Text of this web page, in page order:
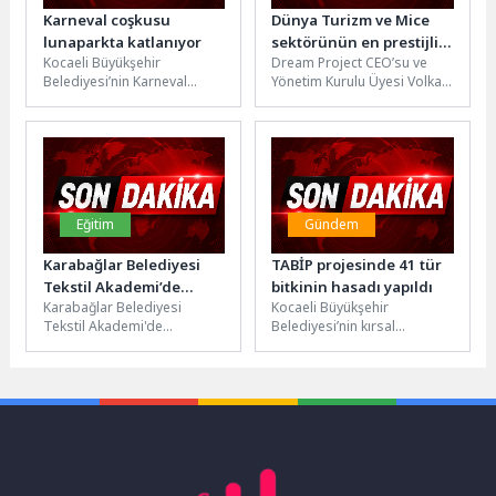
Karneval coşkusu
lunaparkta katlanıyor
Kocaeli Büyükşehir
Belediyesi’nin Karneval
için lunaparkı ücretsiz
yapması büyük sevinçle
karşılandı. İzmit...
Dünya Turizm ve Mice
sektörünün en prestijli
etkinliklerini
düzenleyen Dream
Project Ceo’su ve
Volkan Ataman’dan
Çeşme için Marka
Destinasyon Mesajı
Dream Project CEO’su ve
Yönetim Kurulu Üyesi Volkan
düzenlenen 1. Turizm
Zirvesi’nde yaptığı...
Eğitim
Karabağlar Belediyesi
Tekstil Akademi’de
Mezuniyet Gururu
Karabağlar Belediyesi
Tekstil Akademi'de
emekleriyle diktikleri
Gündem
TABİP projesinde 41 tür
bitkinin hasadı yapıldı
Kocaeli Büyükşehir
Belediyesi’nin kırsal
Bitki Yetiştiriciliği Projesi...